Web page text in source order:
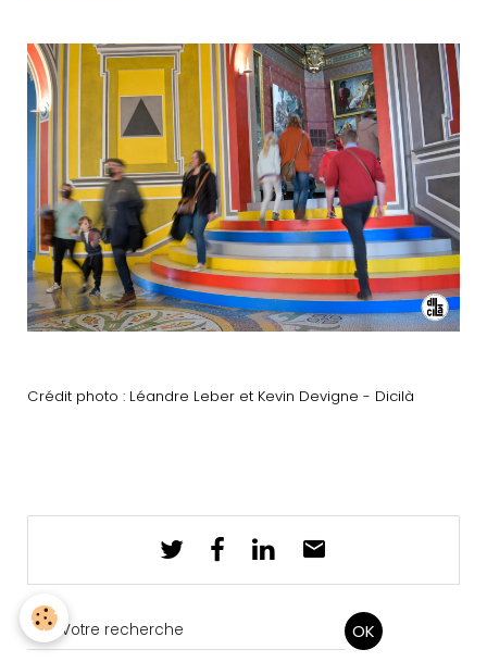
Crédit photo : Léandre Leber et Kevin Devigne - Dicilà
OK